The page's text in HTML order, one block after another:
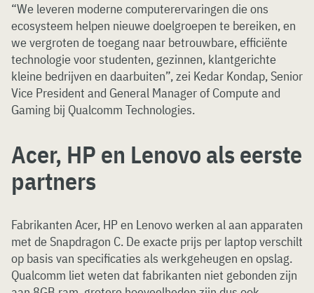
“We leveren moderne computerervaringen die ons
ecosysteem helpen nieuwe doelgroepen te bereiken, en
we vergroten de toegang naar betrouwbare, efficiënte
technologie voor studenten, gezinnen, klantgerichte
kleine bedrijven en daarbuiten”, zei Kedar Kondap, Senior
Vice President and General Manager of Compute and
Gaming bij Qualcomm Technologies.
Acer, HP en Lenovo als eerste
partners
Fabrikanten Acer, HP en Lenovo werken al aan apparaten
met de Snapdragon C. De exacte prijs per laptop verschilt
op basis van specificaties als werkgeheugen en opslag.
Qualcomm liet weten dat fabrikanten niet gebonden zijn